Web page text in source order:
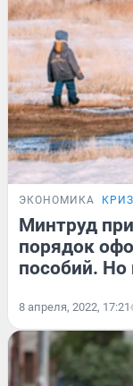
ЭКОНОМИКА
Минтруд
порядок
пособий. Но
8 апреля, 2022, 17:21